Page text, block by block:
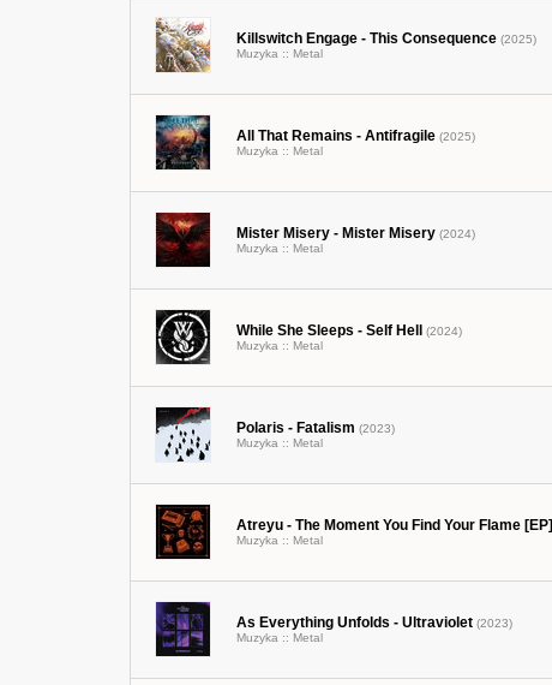
Killswitch Engage - This Consequence (2025)
Muzyka :: Metal
All That Remains - Antifragile (2025)
Muzyka :: Metal
Mister Misery - Mister Misery (2024)
Muzyka :: Metal
While She Sleeps - Self Hell
(2024)
Muzyka :: Metal
Polaris - Fatalism (2023)
Muzyka :: Metal
Atreyu - The Moment You Find Your Flame [EP]
Muzyka :: Metal
As Everything Unfolds - Ultraviolet (2023)
Muzyka :: Metal